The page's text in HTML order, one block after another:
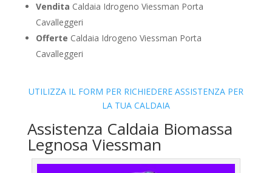
Vendita Caldaia Idrogeno Viessman Porta
Cavalleggeri
Offerte Caldaia Idrogeno Viessman Porta
Cavalleggeri
UTILIZZA IL FORM PER RICHIEDERE ASSISTENZA PER
LA TUA CALDAIA
Assistenza Caldaia Biomassa
Legnosa Viessman